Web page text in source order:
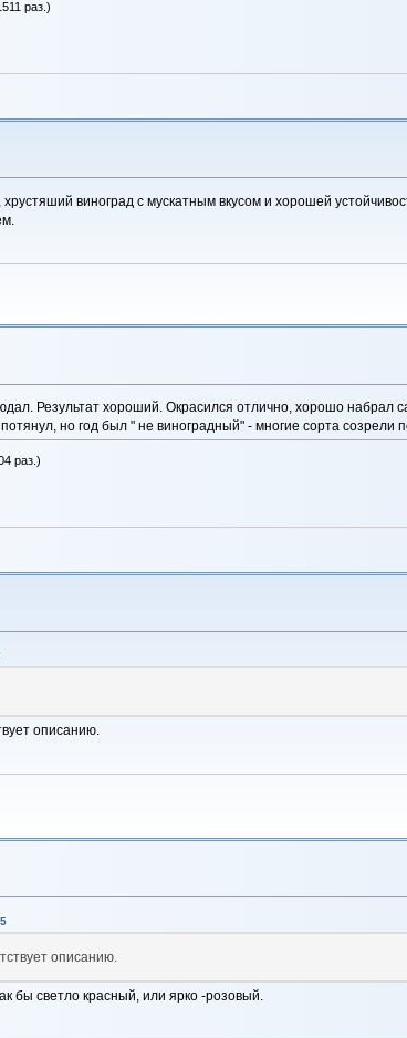
раз.)
виноград с мускатным вкусом и хорошей
Результат хороший. Окрасился отлично, хорошо набрал
но год был " не виноградный" - многие сорта созрели
раз.)
описанию.
описанию.
бы светло красный, или ярко -розовый.